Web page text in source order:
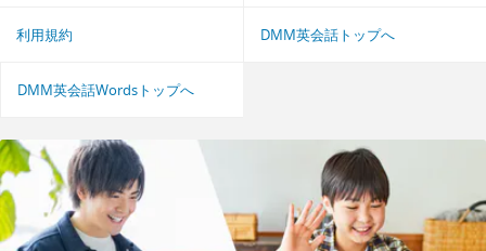
利用規約 DMM英会話トップへ
DMM英会話Wordsトップへ